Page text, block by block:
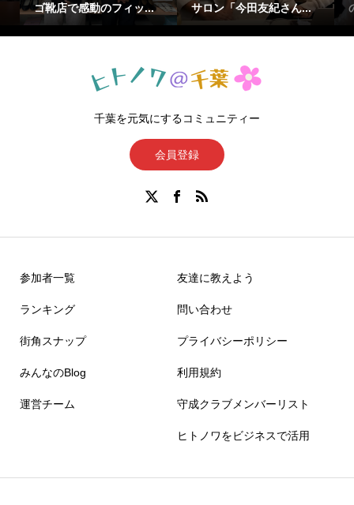
ゴ靴店で感動のフィッ...
サロン「今田友紀さん...
千葉を元気にするコミュニティー
会員登録
参加者一覧
ランキング
街角スナップ
みんなのBlog
運営チーム
友達に教えよう
問い合わせ
プライバシーポリシー
利用規約
守成クラブメンバーリスト
ヒトノワをビジネスで活用